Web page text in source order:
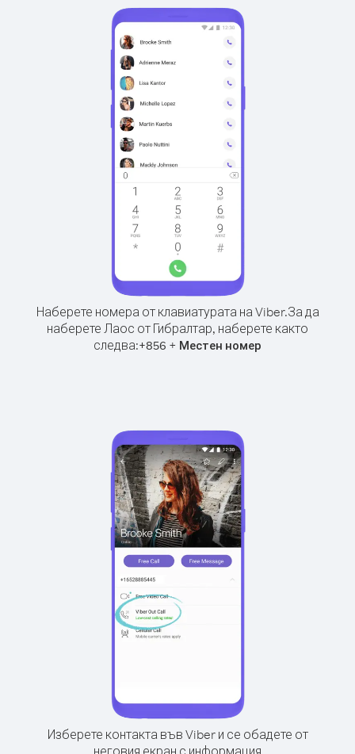
Наберете номера от клавиатурата на Viber.За да
наберете Лаос от Гибралтар, наберете както
следва:+856 + Местен номер
Изберете контакта във Viber и се обадете от
неговия екран с информация